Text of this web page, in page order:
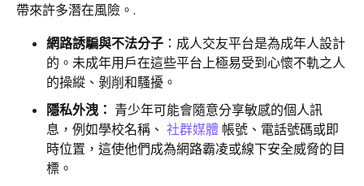
帶來許多潛在風險。.
網路誘騙與不法分子 ：成人交友平台是為成年人設計
的。未成年用戶在這些平台上極易受到心懷不軌之人
的操縱、剝削和騷擾。
隱私外洩： 青少年可能會隨意分享敏感的個人訊
息，例如學校名稱、 社群媒體 帳號、電話號碼或即
時位置，這使他們成為網路霸凌或線下安全威脅的目
標。